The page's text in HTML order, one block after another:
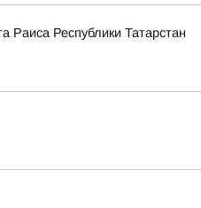
Раиса Республики Татарстан